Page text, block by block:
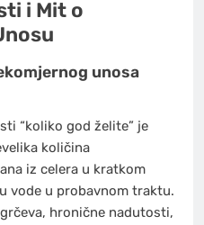
i Mit o
unosa
“koliko god želite” je
količina
iz celera u kratkom
vode u probavnom traktu.
hronične nadutosti,